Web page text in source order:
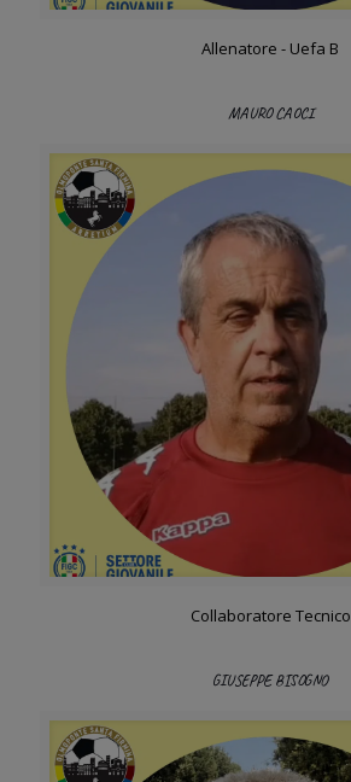
Allenatore - Uefa B
MAURO CAOCI
Collaboratore Tecnico
GIUSEPPE BISOGNO